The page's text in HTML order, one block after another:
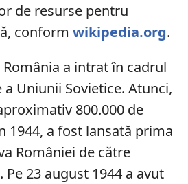
de resurse pentru
conform wikipedia.org.
România a intrat în cadrul
Uniunii Sovietice. Atunci,
800.000 de
1944, a fost lansată prima
României de către
Pe 23 august 1944 a avut